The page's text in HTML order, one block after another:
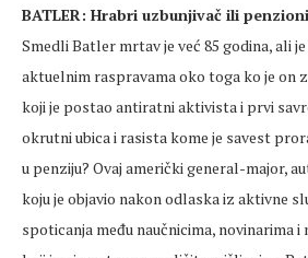
BATLER: Hrabri uzbunjivač ili
Smedli Batler mrtav je već 85 godina, ali
aktuelnim raspravama oko toga ko je on
koji je postao antiratni aktivista i prvi
okrutni ubica i rasista kome je savest
u penziju? Ovaj američki general-major,
koju je objavio nakon odlaska iz aktivne
spoticanja među naučnicima, novinarima